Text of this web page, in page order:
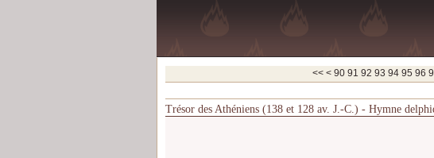
<< < 10
20
30
40
50
60
70
80
90 91 92 93 94 95 96
Trésor des Athéniens (138 et 128 av. J.-C.) - Hymne